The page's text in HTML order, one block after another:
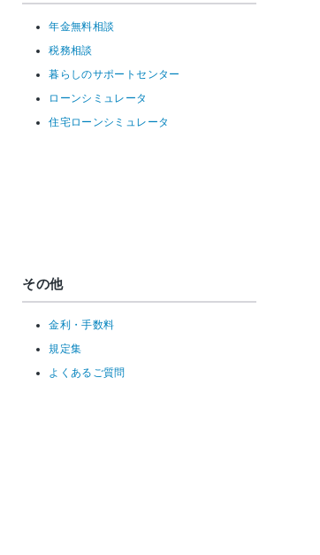
年金無料相談
税務相談
暮らしのサポートセンター
ローンシミュレータ
住宅ローンシミュレータ
その他
金利・手数料
規定集
よくあるご質問